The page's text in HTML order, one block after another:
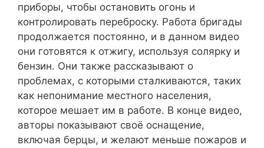
приборы, чтобы остановить огонь и
контролировать переброску. Работа бригады
продолжается постоянно, и в данном видео
они готовятся к отжигу, используя солярку и
бензин. Они также рассказывают о
проблемах, с которыми сталкиваются, таких
как непонимание местного населения,
которое мешает им в работе. В конце видео,
авторы показывают своё оснащение,
включая берцы, и желают меньше пожаров и